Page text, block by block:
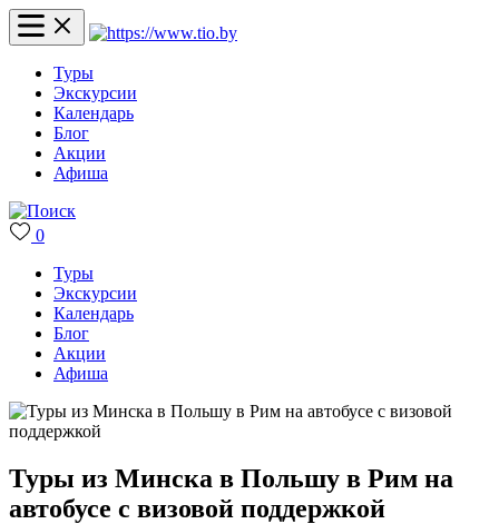
Туры
Экскурсии
Календарь
Блог
Акции
Афиша
0
Туры
Экскурсии
Календарь
Блог
Акции
Афиша
Туры из Минска в Польшу в Рим на
автобусе с визовой поддержкой